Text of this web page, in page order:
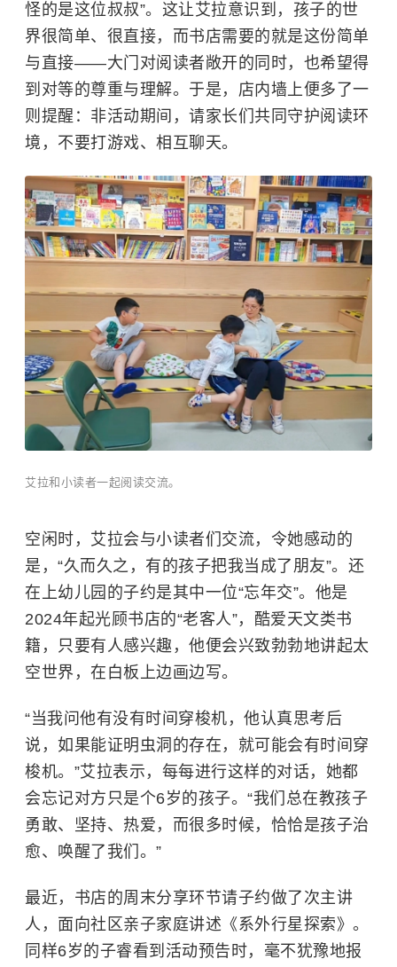
怪的是这位叔叔”。这让艾拉意识到，孩子的世
界很简单、很直接，而书店需要的就是这份简单
与直接——大门对阅读者敞开的同时，也希望得
到对等的尊重与理解。于是，店内墙上便多了一
则提醒：非活动期间，请家长们共同守护阅读环
境，不要打游戏、相互聊天。
艾拉和小读者一起阅读交流。
空闲时，艾拉会与小读者们交流，令她感动的
是，“久而久之，有的孩子把我当成了朋友”。还
在上幼儿园的子约是其中一位“忘年交”。他是
2024年起光顾书店的“老客人”，酷爱天文类书
籍，只要有人感兴趣，他便会兴致勃勃地讲起太
空世界，在白板上边画边写。
“当我问他有没有时间穿梭机，他认真思考后
说，如果能证明虫洞的存在，就可能会有时间穿
梭机。”艾拉表示，每每进行这样的对话，她都
会忘记对方只是个6岁的孩子。“我们总在教孩子
勇敢、坚持、热爱，而很多时候，恰恰是孩子治
愈、唤醒了我们。”
最近，书店的周末分享环节请子约做了次主讲
人，面向社区亲子家庭讲述《系外行星探索》。
同样6岁的子睿看到活动预告时，毫不犹豫地报